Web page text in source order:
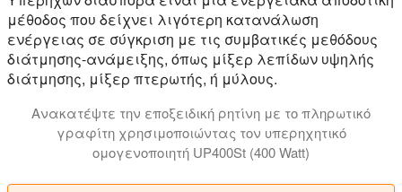
μέθοδος που δείχνει λιγότερη κατανάλωση
ενέργειας σε σύγκριση με τις συμβατικές μεθόδους
διάτμησης-ανάμειξης, όπως μίξερ λεπίδων υψηλής
διάτμησης, μίξερ πτερωτής, ή μύλους.
Ανακατέψτε την εποξειδική ρητίνη με το πληρωτικό
γραφίτη χρησιμοποιώντας τον υπερηχητικό
ομογενοποιητή UP400St (400 Watt)